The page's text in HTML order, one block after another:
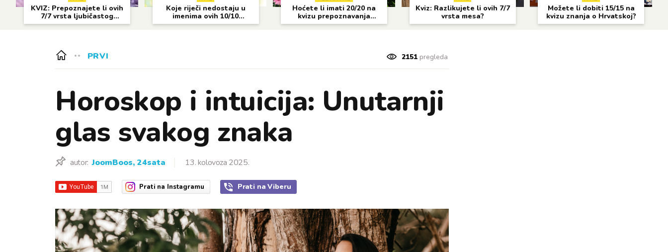
KVIZ: Prepoznajete li ovih
7/7 vrsta ljubičastog
cvijeća?
Koje riječi nedostaju u
imenima ovih 10/10
gradova?
Hoćete li imati 20/20 na
kvizu prepoznavanja
cvijeća?
Kviz: Razlikujete li ovih 7/7
vrsta mesa?
Možete li dobiti 15/15 na
kvizu znanja o Hrvatskoj?
PRVI 2151pregleda
Horoskop i intuicija: Unutarnji
glas svakog znaka
autor: JoomBoos, 24sata 13. kolovoza 2025.
Prati na Instagramu Prati na Viberu